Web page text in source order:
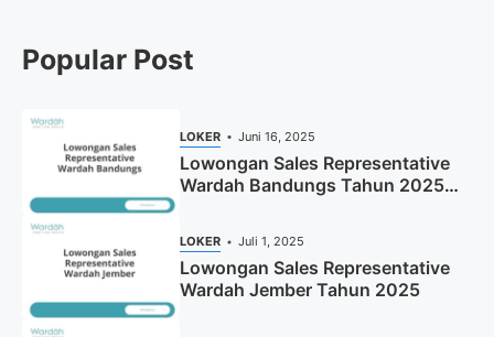
Popular Post
LOKER Juni 16, 2025
Lowongan Sales Representative
Wardah Bandungs Tahun 2025
LOKER Juli 1, 2025
Lowongan Sales Representative
Wardah Jember Tahun 2025